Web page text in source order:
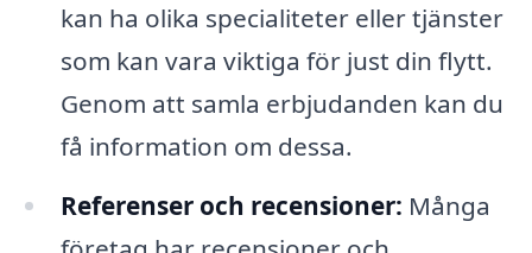
kan ha olika specialiteter eller tjänster
som kan vara viktiga för just din flytt.
Genom att samla erbjudanden kan du
få information om dessa.
Referenser och recensioner: Många